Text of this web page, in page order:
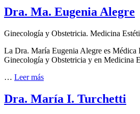
Dra. Ma. Eugenia Alegre
Ginecología y Obstetricia. Medicina
La Dra. María Eugenia Alegre es Médica
Ginecología y Obstetricia y en Medicina
… Leer más
Dra. María I. Turchetti